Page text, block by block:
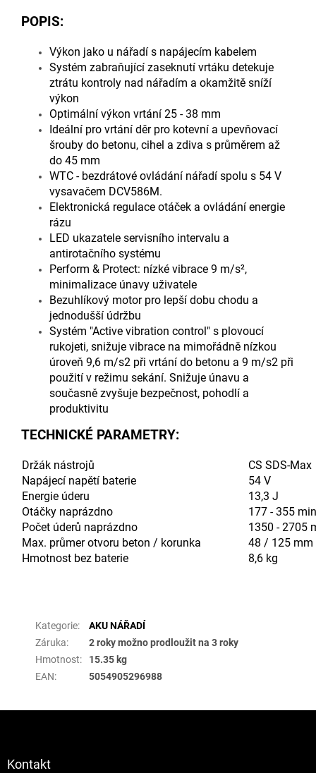
POPIS:
Výkon jako u nářadí s napájecím kabelem
Systém zabraňující zaseknutí vrtáku detekuje
ztrátu kontroly nad nářadím a okamžitě sníží
výkon
Optimální výkon vrtání 25 - 38 mm
Ideální pro vrtání děr pro kotevní a upevňovací
šrouby do betonu, cihel a zdiva s průměrem až
do 45 mm
WTC - bezdrátové ovládání nářadí spolu s 54 V
vysavačem DCV586M.
Elektronická regulace otáček a ovládání energie
rázu
LED ukazatele servisního intervalu a
antirotačního systému
Perform & Protect: nízké vibrace 9 m/s²,
minimalizace únavy uživatele
Bezuhlíkový motor pro lepší dobu chodu a
jednodušší údržbu
Systém "Active vibration control" s plovoucí
rukojeti, snižuje vibrace na mimořádně nízkou
úroveň 9,6 m/s2 při vrtání do betonu a 9 m/s2 při
použití v režimu sekání. Snižuje únavu a
současně zvyšuje bezpečnost, pohodlí a
produktivitu
TECHNICKÉ PARAMETRY:
Držák nástrojů
CS SDS-Max
Napájecí napětí baterie
54 V
Energie úderu
13,3 J
Otáčky naprázdno
177 - 355 min
Počet úderů naprázdno
1350 - 2705
Max. průmer otvoru beton / korunka
48 / 125 mm
Hmotnost bez baterie
8,6 kg
Kategorie:
AKU NÁŘADÍ
Záruka:
2 roky možno prodloužit na 3 roky
Hmotnost:
15.35 kg
EAN: 5054905296988
Kontakt